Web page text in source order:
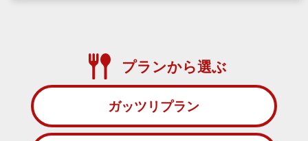
プランから選ぶ
ガッツリプラン